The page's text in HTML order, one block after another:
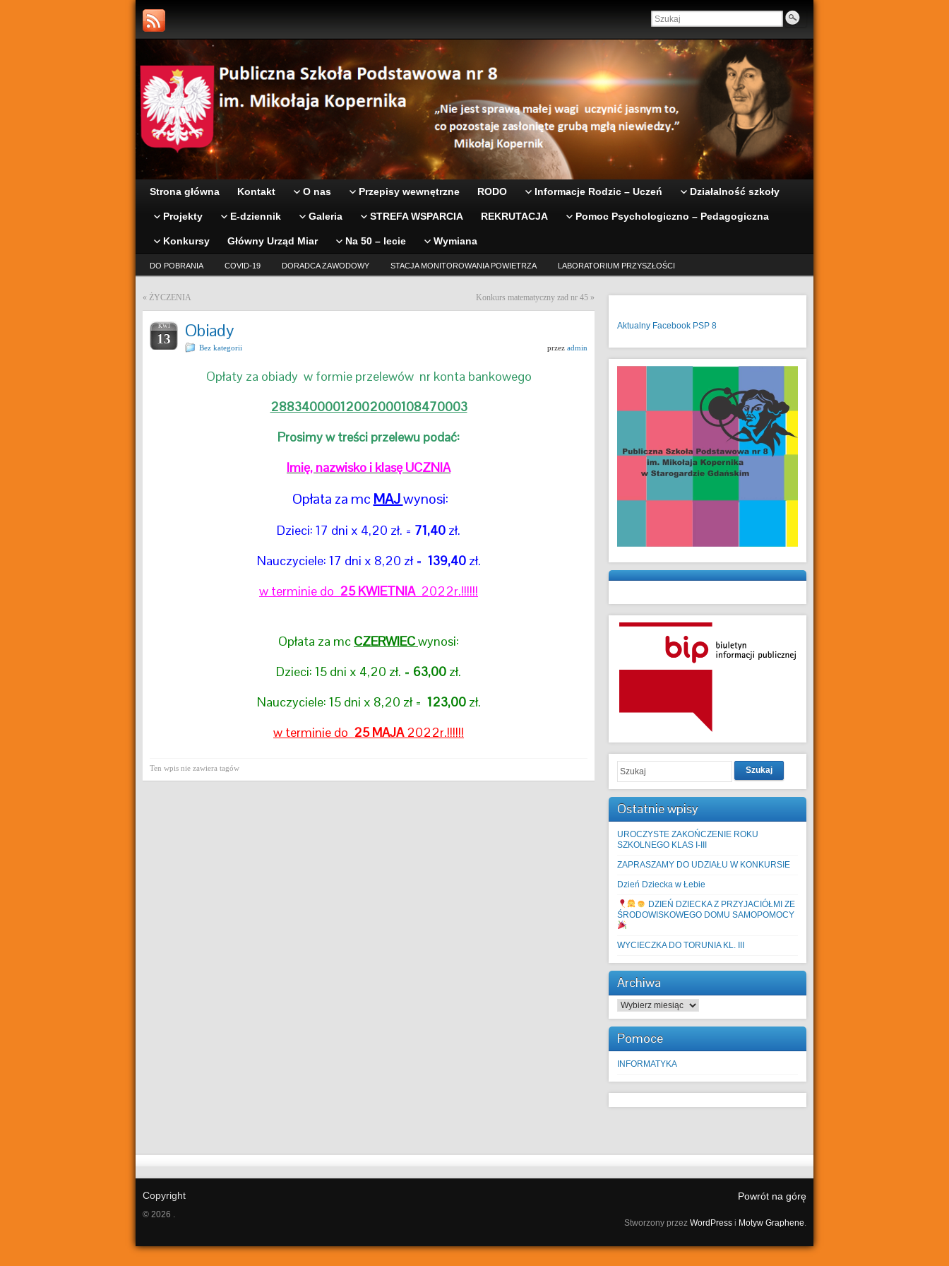
Strona główna Kontakt O nas Przepisy wewnętrzne RODO Informacje Rodzic – Uczeń Działalność szkoły
Projekty E-dziennik Galeria STREFA WSPARCIA REKRUTACJA Pomoc Psychologiczno – Pedagogiczna
Konkursy Główny Urząd Miar Na 50 – lecie Wymiana
DO POBRANIA COVID-19 DORADCA ZAWODOWY STACJA MONITOROWANIA POWIETRZA LABORATORIUM PRZYSZŁOŚCI
« ŻYCZENIA Konkurs matematyczny zad nr 45 »
KWI
13 Obiady
Bez kategorii przez admin
Opłaty za obiady w formie przelewów nr konta bankowego
28834000012002000108470003
Prosimy w treści przelewu podać:
Imię, nazwisko i klasę UCZNIA
Opłata za mc MAJwynosi:
Dzieci: 17 dni x 4,20 zł. = 71,40 zł.
Nauczyciele: 17 dni x 8,20 zł = 139,40zł.
w terminie do 25 KWIETNIA 2022r.!!!!!!
Opłata za mc CZERWIECwynosi:
Dzieci: 15 dni x 4,20 zł. = 63,00 zł.
Nauczyciele: 15 dni x 8,20 zł = 123,00zł.
w terminie do 25 MAJA2022r.!!!!!!
Ten wpis nie zawiera tagów
Aktualny Facebook PSP 8
Szukaj
Ostatnie wpisy
UROCZYSTE ZAKOŃCZENIE ROKU
SZKOLNEGO KLAS I-III
ZAPRASZAMY DO UDZIAŁU W KONKURSIE
Dzień Dziecka w Łebie
DZIEŃ DZIECKA Z PRZYJACIÓŁMI ZE
ŚRODOWISKOWEGO DOMU SAMOPOMOCY
WYCIECZKA DO TORUNIA KL. III
Archiwa
Archiwa
Pomoce
INFORMATYKA
Copyright
© 2026 .
Powrót na górę
Stworzony przez WordPress i Motyw Graphene